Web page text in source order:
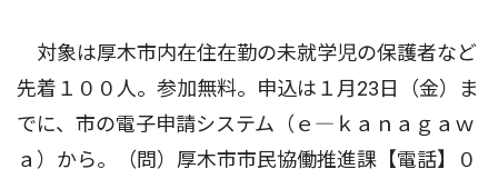
対象は厚木市内在住在勤の未就学児の保護者など
先着１００人。参加無料。申込は１月23日（金）ま
でに、市の電子申請システム（ｅ―ｋａｎａｇａｗ
ａ）から。（問）厚木市市民協働推進課【電話】０